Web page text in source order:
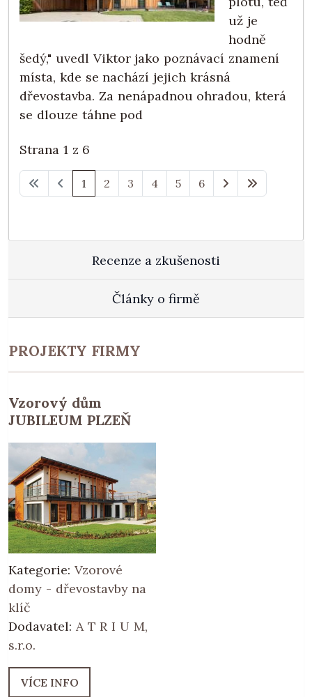
už je
hodně
šedý," uvedl Viktor jako poznávací znamení
místa, kde se nachází jejich krásná
dřevostavba. Za nenápadnou ohradou, která
se dlouze táhne pod
Strana 1 z 6
1 2 3 4 5 6
Recenze a zkušenosti
Články o firmě
PROJEKTY FIRMY
Vzorový dům
JUBILEUM PLZEŇ
Kategorie: Vzorové
domy - dřevostavby na
klíč
Dodavatel: A T R I U M,
s.r.o.
VÍCE INFO